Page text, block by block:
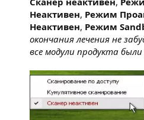
Неактивен, Режим
Неактивен, Режим
окончания лечения не
все модули продукта